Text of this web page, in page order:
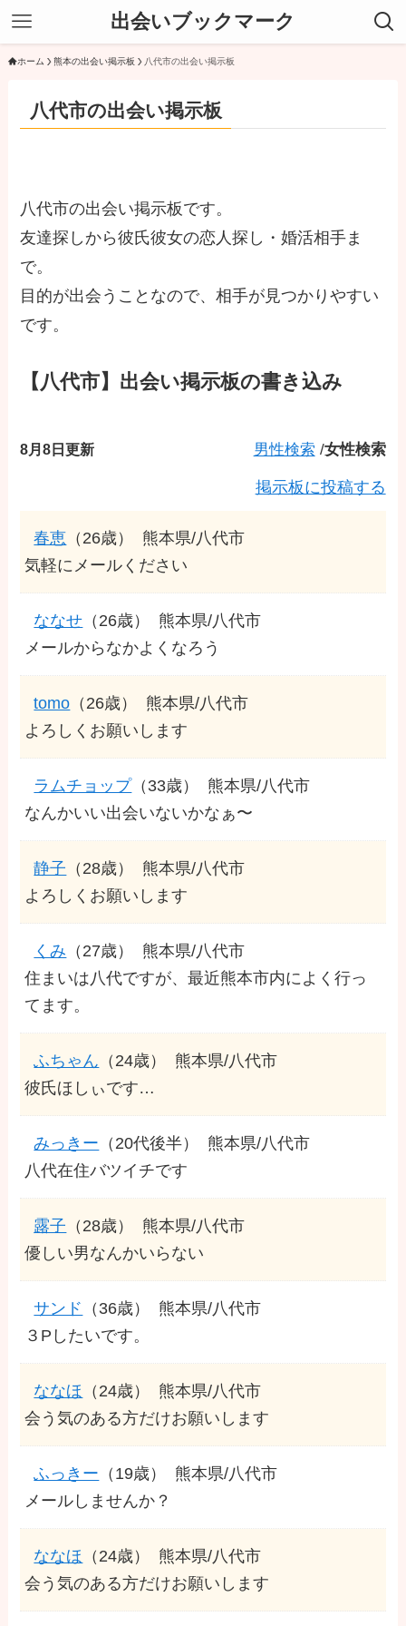
出会いブックマーク
ホーム 熊本の出会い掲示板 八代市の出会い掲示板
八代市の出会い掲示板
八代市の出会い掲示板です。
友達探しから彼氏彼女の恋人探し・婚活相手ま
で。
目的が出会うことなので、相手が見つかりやすい
です。
【八代市】出会い掲示板の書き込み
8月8日更新 男性検索 /女性検索
掲示板に投稿する
春恵 （26歳）
熊本県/八代市
気軽にメールください
ななせ （26歳）
熊本県/八代市
メールからなかよくなろう
tomo （26歳）
熊本県/八代市
よろしくお願いします
ラムチョップ（33歳）
熊本県/八代市
なんかいい出会いないかなぁ〜
静子 （28歳）
熊本県/八代市
よろしくお願いします
くみ （27歳）
熊本県/八代市
住まいは八代ですが、最近熊本市内によく行っ
てます。
ふちゃん （24歳）
熊本県/八代市
彼氏ほしぃです…
みっきー （20代後半）
熊本県/八代市
八代在住バツイチです
露子 （28歳）
熊本県/八代市
優しい男なんかいらない
サンド （36歳）
熊本県/八代市
３Pしたいです。
ななほ （24歳）
熊本県/八代市
会う気のある方だけお願いします
ふっきー （19歳）
熊本県/八代市
メールしませんか？
ななほ （24歳）
熊本県/八代市
会う気のある方だけお願いします